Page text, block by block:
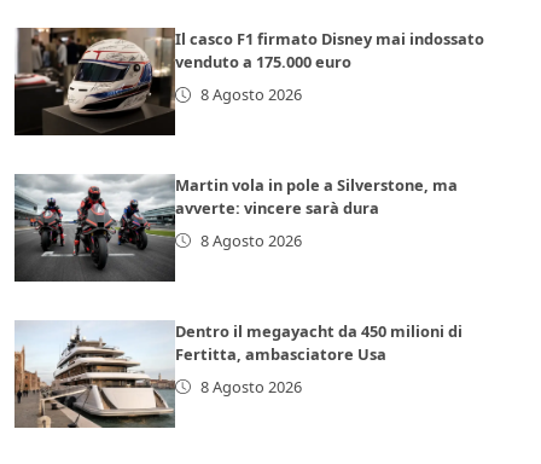
Il casco F1 firmato Disney mai indossato
venduto a 175.000 euro
8 Agosto 2026
Martin vola in pole a Silverstone, ma
avverte: vincere sarà dura
8 Agosto 2026
Dentro il megayacht da 450 milioni di
Fertitta, ambasciatore Usa
8 Agosto 2026